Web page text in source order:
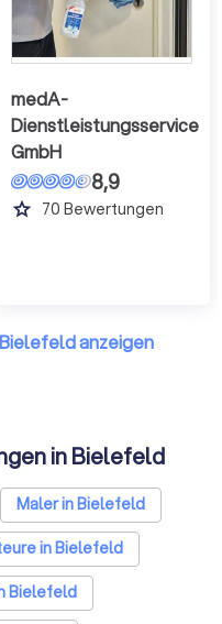
medA-
Dienstleistungsservice
GmbH
8,9
grade 70 Bewertungen
anzeigen
in Bielefeld
Maler in Bielefeld
in Bielefeld
Bielefeld